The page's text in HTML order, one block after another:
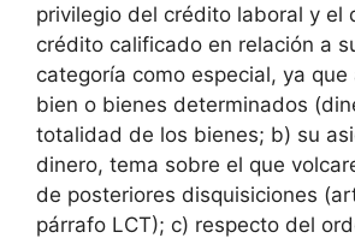
privilegio del crédito laboral y el
crédito calificado en relación a
categoría como especial, ya
bien o bienes determinados
totalidad de los bienes; b) su
dinero, tema sobre el que
de posteriores disquisiciones
párrafo LCT); c) respecto del